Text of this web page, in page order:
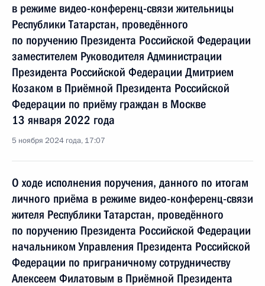
в режиме видео-конференц-связи жительницы
Республики Татарстан, проведённого
по поручению Президента Российской Федерации
заместителем Руководителя Администрации
Президента Российской Федерации Дмитрием
Козаком в Приёмной Президента Российской
Федерации по приёму граждан в Москве
13 января 2022 года
5 ноября 2024 года, 17:07
О ходе исполнения поручения, данного по итогам
личного приёма в режиме видео-конференц-связи
жителя Республики Татарстан, проведённого
по поручению Президента Российской Федерации
начальником Управления Президента Российской
Федерации по приграничному сотрудничеству
Алексеем Филатовым в Приёмной Президента